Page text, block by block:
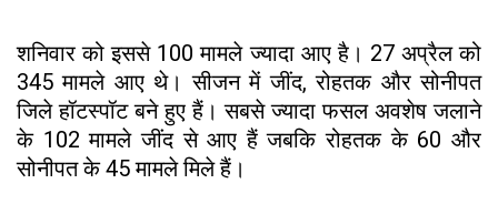
शनिवार को इससे 100 मामले ज्यादा आए है। 27 अप्रैल को
345 मामले आए थे। सीजन में जींद, रोहतक और सोनीपत
जिले हॉटस्पॉट बने हुए हैं। सबसे ज्यादा फसल अवशेष जलाने
के 102 मामले जींद से आए हैं जबकि रोहतक के 60 और
सोनीपत के 45 मामले मिले हैं।